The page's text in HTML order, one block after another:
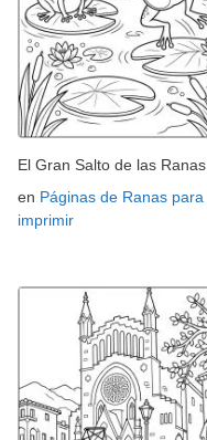
El Gran Salto de las Ranas
en Páginas de Ranas para
imprimir